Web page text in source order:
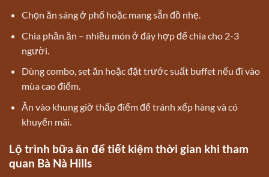
Chọn ăn sáng ở phố hoặc mang sẵn đồ nhẹ.
Chia phần ăn – nhiều món ở đây hợp để chia cho 2-3
người.
Dùng combo, set ăn hoặc đặt trước suất buffet nếu đi vào
mùa cao điểm.
Ăn vào khung giờ thấp điểm để tránh xếp hàng và có
khuyến mãi.
Lộ trình bữa ăn để tiết kiệm thời gian khi tham
quan Bà Nà Hills